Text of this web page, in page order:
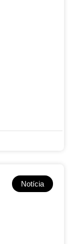
Notícia